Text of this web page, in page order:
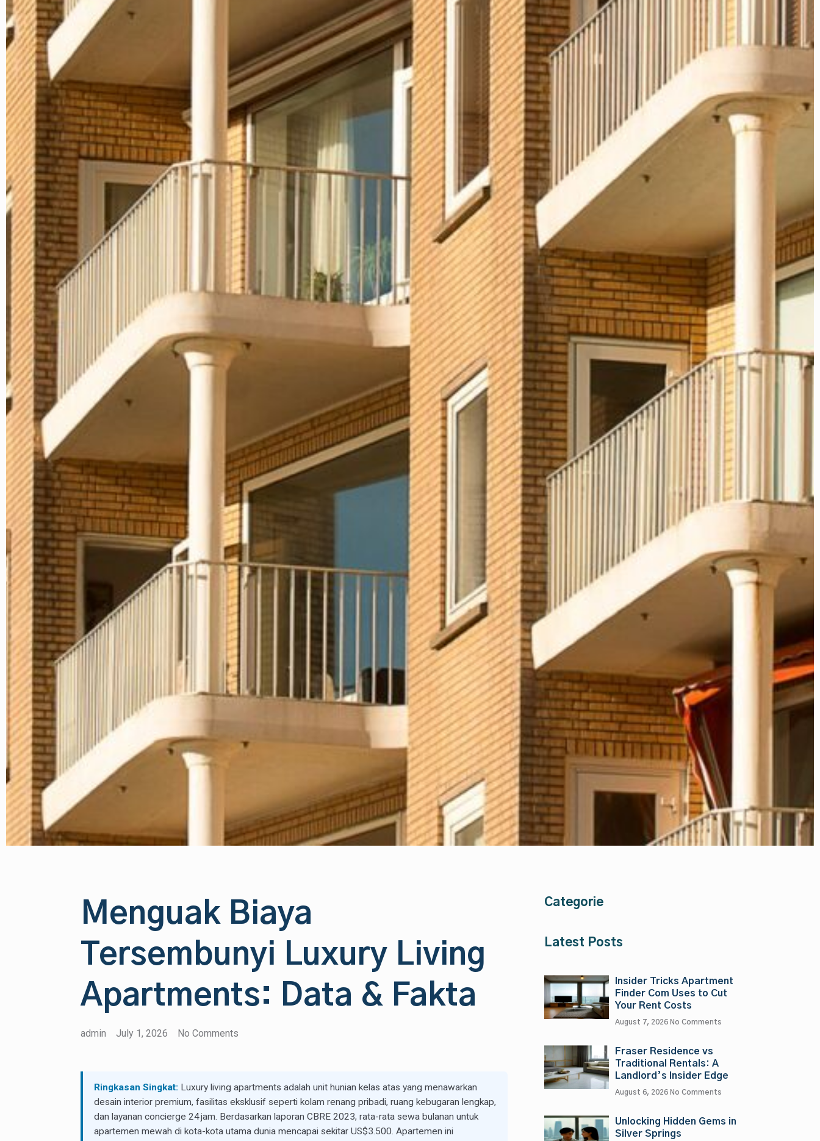
Menguak Biaya
Tersembunyi Luxury Living
Apartments: Data & Fakta
admin July 1, 2026 No Comments
Ringkasan Singkat: Luxury living apartments adalah unit hunian kelas atas yang menawarkan
desain interior premium, fasilitas eksklusif seperti kolam renang pribadi, ruang kebugaran lengkap,
dan layanan concierge 24 jam. Berdasarkan laporan CBRE 2023, rata-rata sewa bulanan untuk
apartemen mewah di kota-kota utama dunia mencapai sekitar US$3.500. Apartemen ini
Categorie
Latest Posts
Insider Tricks Apartment
Finder Com Uses to Cut
Your Rent Costs
August 7, 2026 No Comments
Fraser Residence vs
Traditional Rentals: A
Landlord’s Insider Edge
August 6, 2026 No Comments
Unlocking Hidden Gems in
Silver Springs